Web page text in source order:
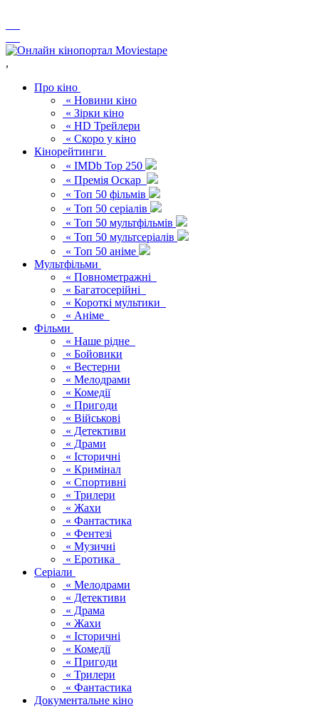
,
Про кіно
« Новини кіно
« Зірки кіно
« HD Трейлери
« Скоро у кіно
Кінорейтинги
« IMDb Top 250
« Премія Оскар
« Топ 50 фільмів
« Топ 50 серіалів
« Топ 50 мультфільмів
« Топ 50 мультсеріалів
« Топ 50 аніме
Мультфільми
« Повнометражні
« Багатосерійні
« Короткі мультики
« Аніме
Фільми
« Наше рідне
« Бойовики
« Вестерни
« Мелодрами
« Комедії
« Пригоди
« Військові
« Детективи
« Драми
« Історичні
« Кримінал
« Спортивні
« Трилери
« Жахи
« Фантастика
« Фентезі
« Музичні
« Еротика
Серіали
« Мелодрами
« Детективи
« Драма
« Жахи
« Історичні
« Комедії
« Пригоди
« Трилери
« Фантастика
Документальне кіно